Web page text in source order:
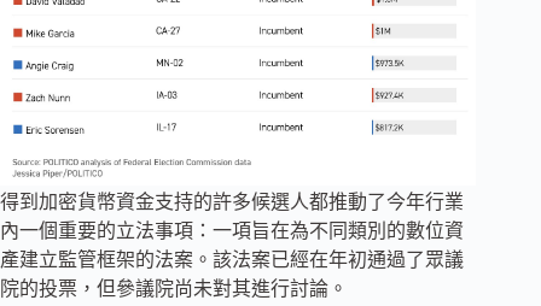
得到加密貨幣資金支持的許多候選人都推動了今年行業
內一個重要的立法事項：一項旨在為不同類別的數位資
產建立監管框架的法案。該法案已經在年初通過了眾議
院的投票，但參議院尚未對其進行討論。